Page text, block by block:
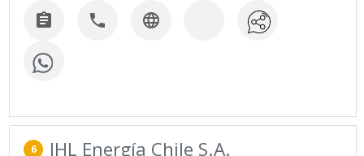
  
6 JHL Energía Chile S.A.